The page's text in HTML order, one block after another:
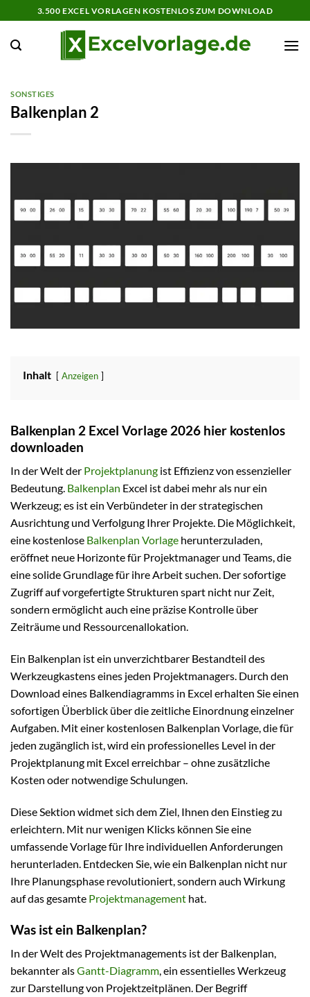
Inhalt
springen
3.500 EXCEL VORLAGEN KOSTENLOS ZUM DOWNLOAD
SONSTIGES
Balkenplan 2
Inhalt Anzeigen
Balkenplan 2 Excel Vorlage 2026 hier kostenlos
downloaden
In der Welt der Projektplanung ist Effizienz von essenzieller
Bedeutung. Balkenplan Excel ist dabei mehr als nur ein
Werkzeug; es ist ein Verbündeter in der strategischen
Ausrichtung und Verfolgung Ihrer Projekte. Die Möglichkeit,
eine kostenlose Balkenplan Vorlage herunterzuladen,
eröffnet neue Horizonte für Projektmanager und Teams, die
eine solide Grundlage für ihre Arbeit suchen. Der sofortige
Zugriff auf vorgefertigte Strukturen spart nicht nur Zeit,
sondern ermöglicht auch eine präzise Kontrolle über
Zeiträume und Ressourcenallokation.
Ein Balkenplan ist ein unverzichtbarer Bestandteil des
Werkzeugkastens eines jeden Projektmanagers. Durch den
Download eines Balkendiagramms in Excel erhalten Sie einen
sofortigen Überblick über die zeitliche Einordnung einzelner
Aufgaben. Mit einer kostenlosen Balkenplan Vorlage, die für
jeden zugänglich ist, wird ein professionelles Level in der
Projektplanung mit Excel erreichbar – ohne zusätzliche
Kosten oder notwendige Schulungen.
Diese Sektion widmet sich dem Ziel, Ihnen den Einstieg zu
erleichtern. Mit nur wenigen Klicks können Sie eine
umfassende Vorlage für Ihre individuellen Anforderungen
herunterladen. Entdecken Sie, wie ein Balkenplan nicht nur
Ihre Planungsphase revolutioniert, sondern auch Wirkung
auf das gesamte Projektmanagement hat.
Was ist ein Balkenplan?
In der Welt des Projektmanagements ist der Balkenplan,
bekannter alsGantt-Diagramm, ein essentielles Werkzeug
zur Darstellung von Projektzeitplänen. Der Begriff